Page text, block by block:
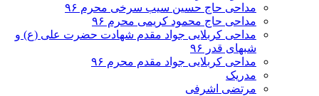
مداحی حاج حسین سیب سرخی محرم ۹۶
مداحی حاج محمود کریمی محرم ۹۶
مداحی کربلایی جواد مقدم شهادت حضرت علی (ع) و
شبهای قدر ۹۶
مداحی کربلایی جواد مقدم محرم ۹۶
مدریک
مرتضی اشرفی